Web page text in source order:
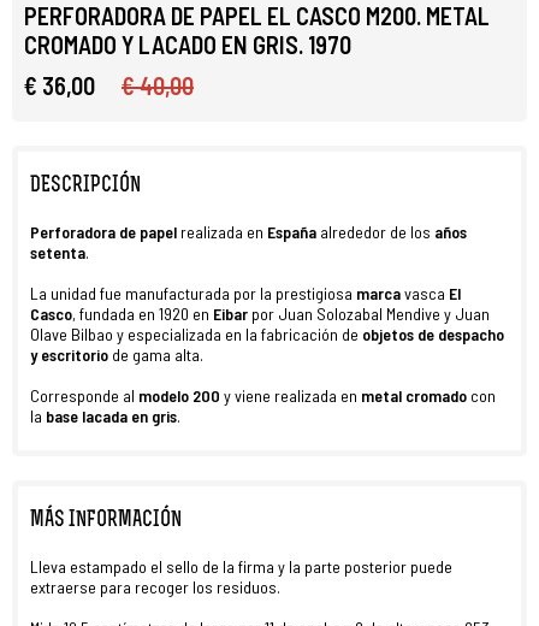
PERFORADORA DE PAPEL EL CASCO M200. METAL
CROMADO Y LACADO EN GRIS. 1970
€ 36,00
€ 40,00
DESCRIPCIÓN
Perforadora de papel realizada en España alrededor de los años
setenta.
La unidad fue manufacturada por la prestigiosa marcavasca El
Casco, fundada en 1920 en Eibar por Juan Solozabal Mendive y Juan
Olave Bilbao y especializada en la fabricación de objetos de despacho
y escritorio de gama alta.
Corresponde al modelo 200 y viene realizada en metal cromado con
la base lacada en gris.
MÁS INFORMACIÓN
Lleva estampado el sello de la firma y la parte posterior puede
extraerse para recoger los residuos.